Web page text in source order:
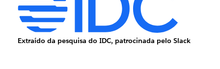
Extraído da pesquisa do IDC, patrocinada pelo Slack